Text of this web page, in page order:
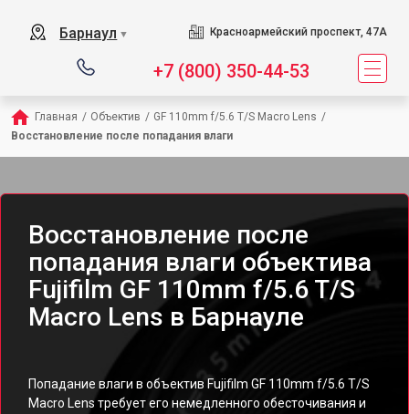
Барнаул ▼ Красноармейский проспект, 47А
+7 (800) 350-44-53
Главная / Объектив / GF 110mm f/5.6 T/S Macro Lens /
Восстановление после попадания влаги
Восстановление после
попадания влаги объектива
Fujifilm GF 110mm f/5.6 T/S
Macro Lens в Барнауле
Попадание влаги в объектив Fujifilm GF 110mm f/5.6 T/S
Macro Lens требует его немедленного обесточивания и